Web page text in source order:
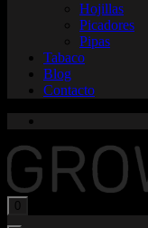
Hojillas
Picadores
Pipas
Tabaco
Blog
Contacto
0